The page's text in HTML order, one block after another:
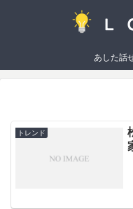
あした話
トレンド